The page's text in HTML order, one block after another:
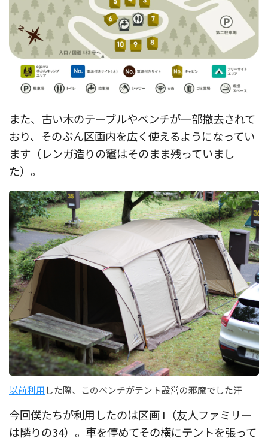
また、古い木のテーブルやベンチが一部撤去されて
おり、そのぶん区画内を広く使えるようになってい
ます（レンガ造りの竈はそのまま残っていまし
た）。
以前利用した際、このベンチがテント設営の邪魔でした汗
今回僕たちが利用したのは区画 I（友人ファミリー
は隣りの34）。車を停めてその横にテントを張って